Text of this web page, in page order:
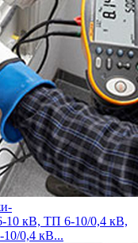
10 кВ, ТП 6-10/0,4 кВ,
0,4 кВ...